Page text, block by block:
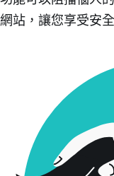
網站，讓您享受安